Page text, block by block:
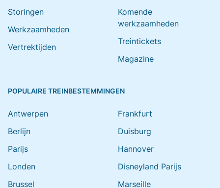
Storingen
Werkzaamheden
Vertrektijden
Komende
werkzaamheden
Treintickets
Magazine
POPULAIRE TREINBESTEMMINGEN
Antwerpen
Berlijn
Parijs
Londen
Brussel
Frankfurt
Duisburg
Hannover
Disneyland Parijs
Marseille